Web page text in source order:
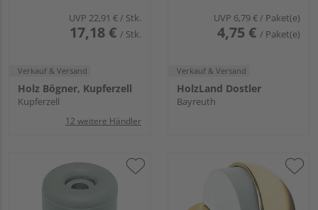
UVP 22,91 €/ Stk.
17,18 € / Stk.
Verkauf & Versand
Holz Bögner, Kupferzell
Kupferzell
12 weitere Händler
UVP 6,79 €/ Paket(e)
4,75 € / Paket(e)
Verkauf & Versand
HolzLand Dostler
Bayreuth